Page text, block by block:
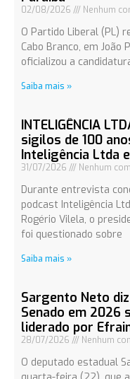
02/08/2026 Nenhum
O Partido Liberal (PL)
Cabo Branco, em João
oficializou a
Saiba mais »
INTELIGÊNCIA
sigilos de 100
Inteligência Ltda
31/07/2026 Nenhum
Durante entrevista
podcast Inteligência
Rogério Vilela, o
foi questionado sobre
Saiba mais »
Sargento Neto
Senado em 2026
liderado por
28/07/2026 Nenhum
O deputado estadual